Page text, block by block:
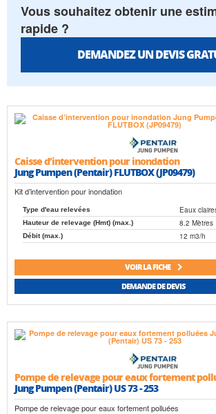
Vous souhaitez obtenir une
rapide ?
DEMANDEZ UN DEVIS
Caisse d’intervention pour inondation
Jung Pumpen (Pentair) FLUTBOX (JP09479)
Kit d’intervention pour inondation
Type d'eau relevées Eaux
Hauteur de relevage (Hmt) (max.) 8.2 Mètres
Débit (max.) 12 m3/h
VOIR LA FICHE
DEMANDE DE DEVIS
Pompe de relevage pour eaux fortement
Jung Pumpen (Pentair) US 73 - 253
Pompe de relevage pour eaux fortement polluées